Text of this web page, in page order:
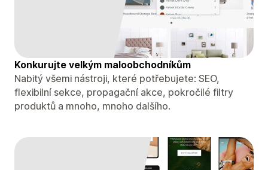
Konkurujte velkým maloobchodníkům
Nabitý všemi nástroji, které potřebujete: SEO,
flexibilní sekce, propagační akce, pokročilé filtry
produktů a mnoho, mnoho dalšího.